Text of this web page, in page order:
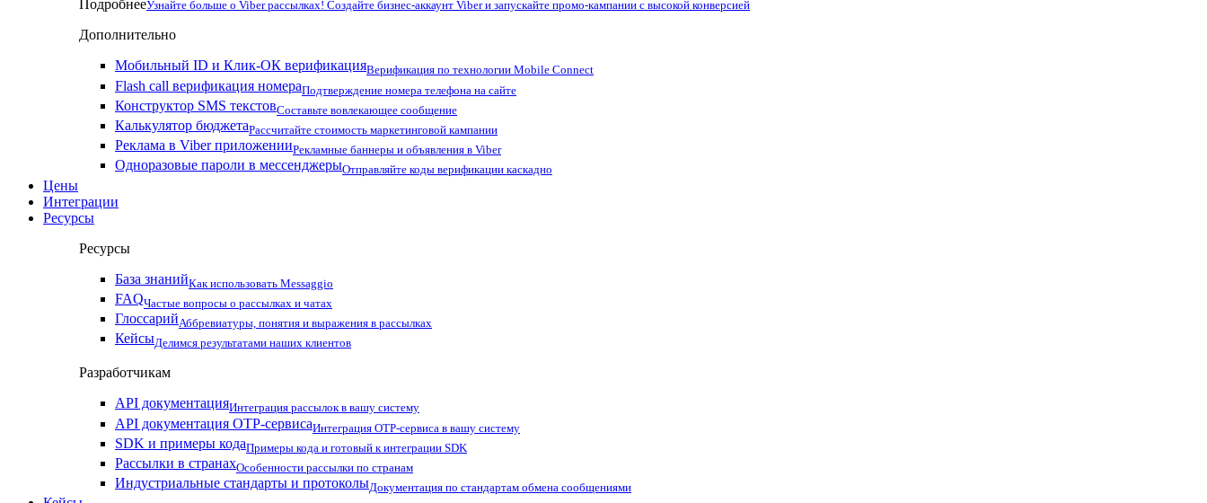
ПодробнееУзнайте больше о Viber рассылках! Создайте бизнес-аккаунт Viber и запускайте промо-кампании с высокой конверсией
Дополнительно
Мобильный ID и Клик-ОК верификацияВерификация по технологии Mobile Connect
Flash call верификация номераПодтверждение номера телефона на сайте
Конструктор SMS текстовСоставьте вовлекающее сообщение
Калькулятор бюджетаРассчитайте стоимость маркетинговой кампании
Реклама в Viber приложенииРекламные баннеры и объявления в Viber
Одноразовые пароли в мессенджерыОтправляйте коды верификации каскадно
Цены
Интеграции
Ресурсы
Ресурсы
База знанийКак использовать Messaggio
FAQЧастые вопросы о рассылках и чатах
ГлоссарийАббревиатуры, понятия и выражения в рассылках
КейсыДелимся результатами наших клиентов
Разработчикам
API документацияИнтеграция рассылок в вашу систему
API документация OTP-сервисаИнтеграция OTP-сервиса в вашу систему
SDK и примеры кодаПримеры кода и готовый к интеграции SDK
Рассылки в странахОсобенности рассылки по странам
Индустриальные стандарты и протоколыДокументация по стандартам обмена сообщениями